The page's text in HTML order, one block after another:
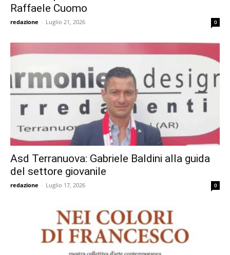
Raffaele Cuomo
redazione - Luglio 21, 2026 0
Asd Terranuova: Gabriele Baldini alla guida
del settore giovanile
redazione - Luglio 17, 2026 0